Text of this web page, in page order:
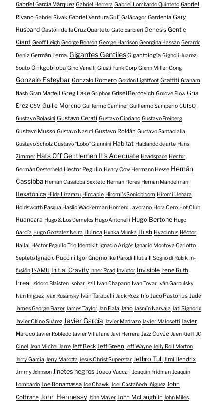
Gabriel García Márquez Gabriel Herrera Gabriel Lombardo Quinteto Gabriel
Rivano Gabriel Sivak Gabriel Ventura Gulí Galápagos Gardenia Gary
Husband Gastón de la Cruz Quarteto Gato Barbieri Genesis Gentle
Giant Geoff Leigh George Benson George Harrison Georgina Hassan Gerardo
Deniz Germán Lema. Gigantes Gentiles Gigantología Gignoli-Juarez-
Souto Ginkgobiloba Gino Vanelli Giusti Funk Corp Glenn Miller Gong
Gonzalo Esteybar Gonzalo Romero Gordon Lightfoot Graffiti Graham
Nash Gran Martell Greg Lake Griphon Grisel Bercovich Groove Flow Gría
Erez GSV Guille Moreno Guillermo Caminer Guillermo Samperio GUISO
Gustavo Bolasini Gustavo Cerati Gustavo Cipriano Gustavo Freiberg
Gustavo Musso Gustavo Nasuti Gustavo Roldán Gustavo Santaolalla
Gustavo Scholz Gustavo “Lobo” Giannini Habitat Hablando de arte Hans
Zimmer Hats Off Gentlemen It's Adequate Headspace Hector
Germán Oesterheld Hector Pegullo Henry Cow Hermann Hesse Hernán
Cassibba Hernán Cassibba Sexteto Hernán Flores Hernán Mandelman
Hexatónica Hilda Lizarazu Hincapie Hiromi's Sonicbloom Hiromi Uehara
Holdsworth Pasqua Haslip Wackerman Homero Lavorano Hora Cero Hot Club
Huancara Hugo & Los Gemelos Hugo Antonelli Hugo Bertone Hugo
García Hugo Gonzalez Neira Huinca Hunka Munka Hush Hyacintus Héctor
Hallal Héctor Pegullo Trío Identikit Ignacio Arigós Ignacio Montoya Carlotto
Septeto Ignacio Puccini Igor Gnomo Ike Parodi Illutia Il Sogno di Rubik In-
fusión INAMU Initial Gravity Inner Road Invictor Invisible Irene Ruth
Irreal Isidoro Blaisten Isobar Iszil Ivan Chaparro Ivan Tovar Iván Garbulsky
Iván Iñiguez Iván Rusansky Iván Tarabelli Jack Rozz Trío Jaco Pastorius Jade
James George Frazer James Taylor Jan Fiala Jano Jasmín Narvaja Jati Signorio
Javier Chino Suárez Javier García Javier Madrazo Javier Malosetti Javier
Mareco Javier Robledo Javier Villafañe Javi Herrera Jazz Cuvée Jaén Kieff JC
Cinel Jean Michel Jarre Jeff Beck Jeff Green Jeff Wayne Jelly Roll Morton
Jerry Garcia Jerry Marotta Jesus Christ Superstar Jethro Tull Jimi Hendrix
Jimmy Johnson Jinetes negros Joaco Vaccari Joaquín Fridman Joaquín
Lombardo Joe Bonamassa Joe Chawki Joel Castañeda Iñiguez John
Coltrane John Hennessy John Mayer John McLaughlin John Miles